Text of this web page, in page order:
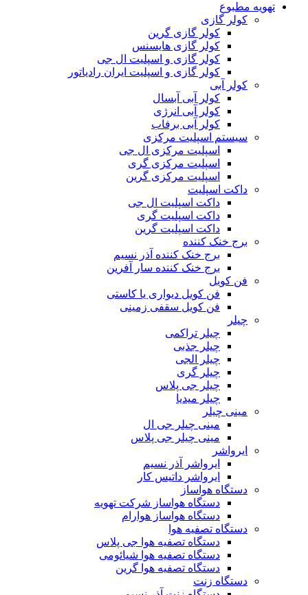
تهویه مطبوع
کولر گازی
کولر گازی گرین
کولر گازی هایسنس
کولر گازی و اسپلیت ال جی
کولر گازی و اسپلیت ایران رادیاتور
کولر آبی
کولر آبی آبسال
کولر آبی انرژی
کولر آبی برفاب
سیستم اسپلیت مرکزی
اسپلیت مرکزی ال جی
اسپلیت مرکزی گری
اسپلیت مرکزی گرین
داکت اسپلیت
داکت اسپلیت ال جی
داکت اسپلیت گری
داکت اسپلیت گرین
برج خنک کننده
برج خنک کننده آذر نسیم
برج خنک کننده سار آفرین
فن کویل
فن کویل دیواری یا کاستی
فن کویل سقفی زمینی
چیلر
چیلر تراکمی
چیلر جذبی
چیلر الجی
چیلر گری
چیلر جی پلاس
چیلر میدیا
مینی چیلر
مینی چیلر جی ال
مینی چیلر جی پلاس
ایرواشر
ایرواشر آذر نسیم
ایرواشر داتیس کار
دستگاه هواساز
دستگاه هواساز شرکت تهویه
دستگاه هواساز هوارام
دستگاه تصفیه هوا
دستگاه تصفیه هوا جی پلاس
دستگاه تصفیه هوا شیائومی
دستگاه تصفیه هوا گرین
دستگاه زنت